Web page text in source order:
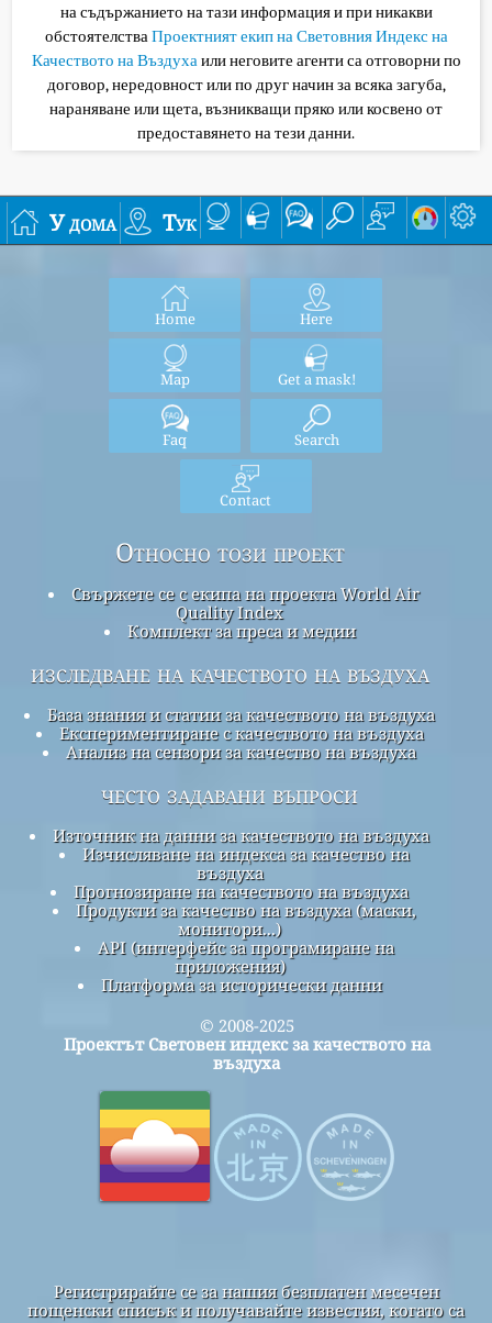
на съдържанието на тази информация и при никакви
обстоятелстваПроектният екип на Световния Индекс на
Качеството на Въздухаили неговите агенти са отговорни по
договор, нередовност или по друг начин за всяка загуба,
нараняване или щета, възникващи пряко или косвено от
предоставянето на тези данни.
У дома Тук
Home Here
Map Get a mask!
Faq Search
Contact
Относно този проект
Свържете се с екипа на проекта World Air
Quality Index
Комплект за преса и медии
изследване на качеството на въздуха
База знания и статии за качеството на въздуха
Експериментиране с качеството на въздуха
Анализ на сензори за качество на въздуха
често задавани въпроси
Източник на данни за качеството на въздуха
Изчисляване на индекса за качество на
въздуха
Прогнозиране на качеството на въздуха
Продукти за качество на въздуха (маски,
монитори...)
API (интерфейс за програмиране на
приложения)
Платформа за исторически данни
© 2008-2025
Проектът Световен индекс за качеството на
въздуха
Регистрирайте се за нашия безплатен месечен
пощенски списък и получавайте известия, когато са